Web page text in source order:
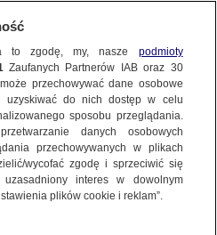
dobry!
wszystkich usług
to zgodę, my, nasze podmioty
Zaufanych Partnerów IAB oraz 30
przechowywać dane osobowe
uzyskiwać do nich dostęp w celu
sposobu przeglądania.
danych osobowych
przechowywanych w plikach
wycofać zgodę i sprzeciwić się
interes w dowolnym
plików cookie i reklam”.